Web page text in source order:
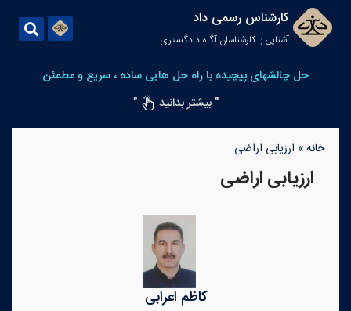
کارشناس رسمی داد
آشنایی با کارشناسان آگاه دادگستری
حل چالشهای پیچیده با راه حل هایی ساده ، سریع و مطمئن
" بیشتر بدانید
"
خانه» ارزیابی اراضی
ارزیابی اراضی
کاظم اعرابی